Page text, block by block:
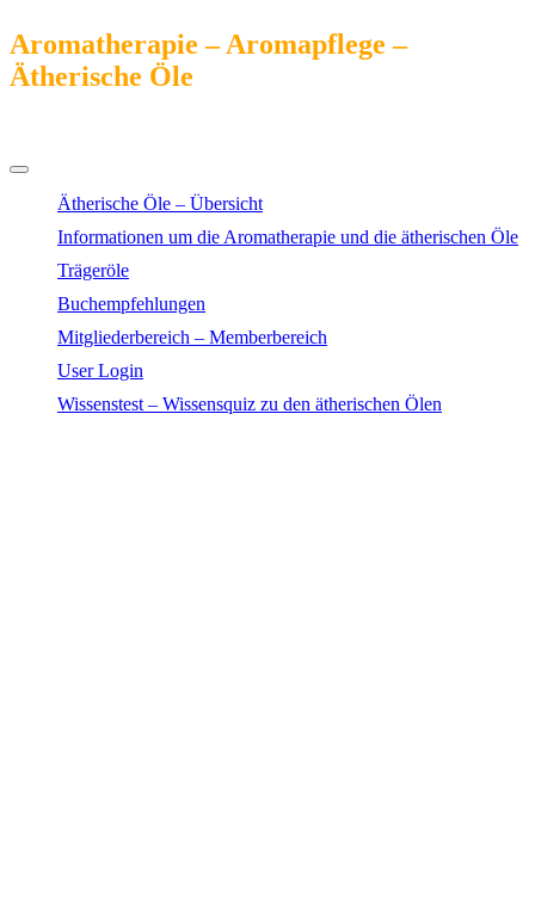
Aromatherapie – Aromapflege –
Ätherische Öle
Ätherische Öle – Übersicht
Informationen um die Aromatherapie und die ätherischen Öle
Trägeröle
Buchempfehlungen
Mitgliederbereich – Memberbereich
User Login
Wissenstest – Wissensquiz zu den ätherischen Ölen